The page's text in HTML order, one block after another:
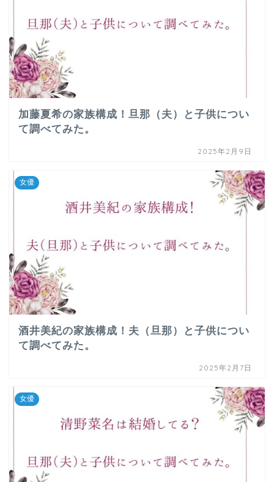
加藤夏希の家族構成！旦那（夫）と子供につい
て調べてみた。
2025年2月9日
女優
酒井美紀の家族構成！夫（旦那）と子供につい
て調べてみた。
2025年2月7日
女優